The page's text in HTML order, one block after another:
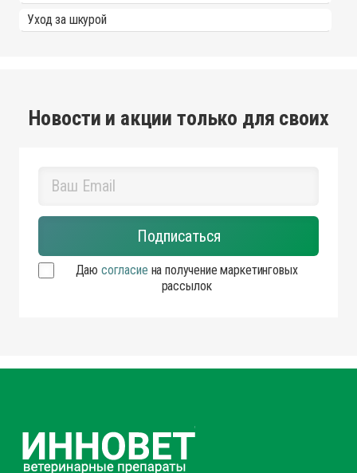
Уход за шкурой
Новости и акции только для своих
Даю согласие на получение маркетинговых
рассылок